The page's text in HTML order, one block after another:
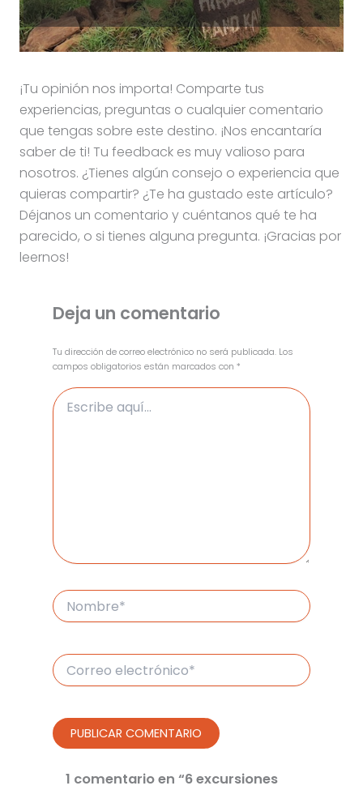
¡Tu opinión nos importa! Comparte tus
experiencias, preguntas o cualquier comentario
que tengas sobre este destino. ¡Nos encantaría
saber de ti! Tu feedback es muy valioso para
nosotros. ¿Tienes algún consejo o experiencia que
quieras compartir? ¿Te ha gustado este artículo?
Déjanos un comentario y cuéntanos qué te ha
parecido, o si tienes alguna pregunta. ¡Gracias por
leernos!
Deja un comentario
Tu dirección de correo electrónico no será publicada. Los
campos obligatorios están marcados con *
Escribe
aquí...
Nombre*
Correo
electrónico*
1 comentario en “6 excursiones